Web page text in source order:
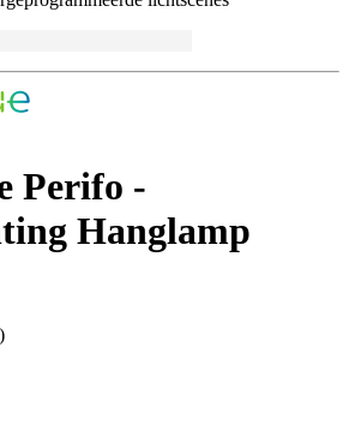
Perifo -
Hanglamp
)